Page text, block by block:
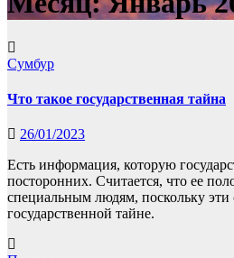
Сумбур
Что такое государственная тайна
26/01/2023
Есть информация, которую
посторонних. Считается, что ее
специальным людям, поскольку эти
государственной тайне.